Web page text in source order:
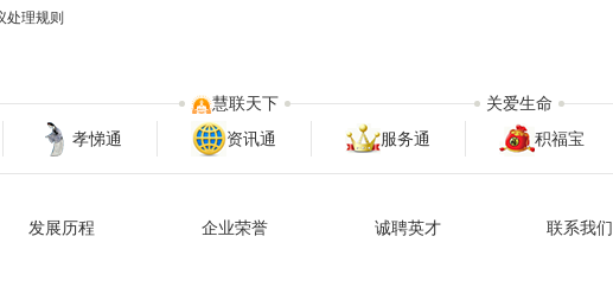
处理规则
孝悌通 资讯通 服务通 积福宝
慧联天下 关爱生命
发展历程 企业荣誉 诚聘英才 联系我们